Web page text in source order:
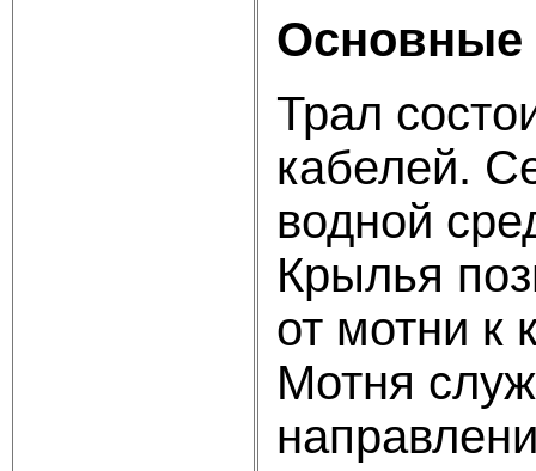
Основные
Трал
кабелей.
водной
Крылья
от мотни к
Мотня